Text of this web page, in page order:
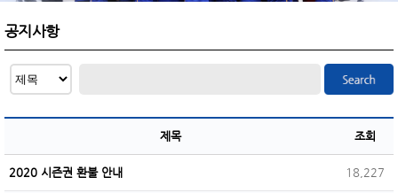
공지사항
제목 조회
2020 시즌권 환불 안내 18,227